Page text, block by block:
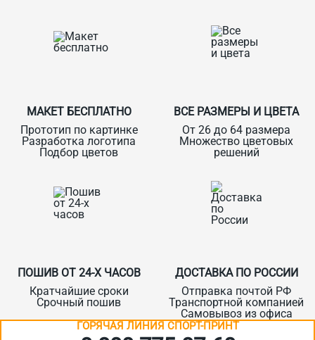
МАКЕТ БЕСПЛАТНО
Прототип по картинке
Разработка логотипа
Подбор цветов
ВСЕ РАЗМЕРЫ И ЦВЕТА
От 26 до 64 размера
Множество цветовых
решений
ПОШИВ ОТ 24-Х ЧАСОВ
Кратчайшие сроки
Срочный пошив
ДОСТАВКА ПО РОССИИ
Отправка почтой РФ
Транспортной компанией
Самовывоз из офиса
ГОРЯЧАЯ ЛИНИЯ СПОРТ-ПРИНТ